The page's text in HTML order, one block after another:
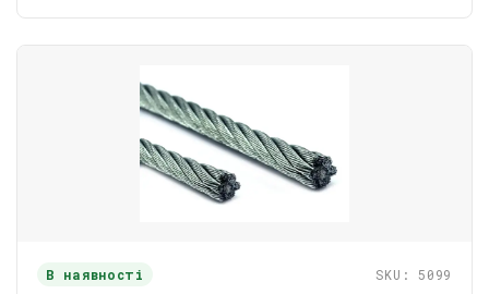
В наявності SKU: 5099